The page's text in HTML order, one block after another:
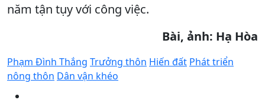
năm tận tụy với công việc.
Bài, ảnh: Hạ Hòa
Phạm Đình Thắng Trưởng thôn Hiến đất Phát triển
nông thôn Dân vận khéo